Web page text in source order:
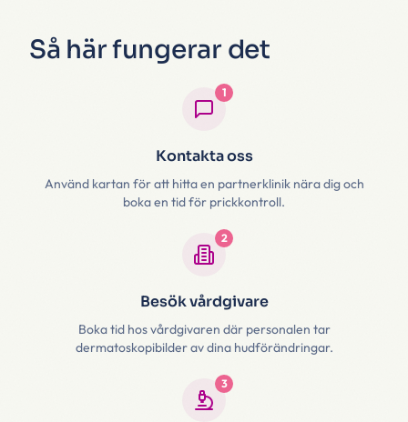
Så här fungerar det
1
Kontakta oss
Använd kartan för att hitta en partnerklinik nära dig och
boka en tid för prickkontroll.
2
Besök vårdgivare
Boka tid hos vårdgivaren där personalen tar
dermatoskopibilder av dina hudförändringar.
3